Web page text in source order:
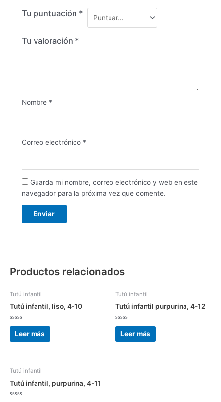
Tu puntuación *
Tu valoración *
Nombre *
Correo electrónico *
Guarda mi nombre, correo electrónico y web en este
navegador para la próxima vez que comente.
Productos relacionados
Tutú infantil
Tutú infantil, liso, 4-10
Valorado
con
de
Leer más
Tutú infantil
Tutú infantil purpurina, 4-12
Valorado
con
de
Leer más
Tutú infantil
Tutú infantil, purpurina, 4-11